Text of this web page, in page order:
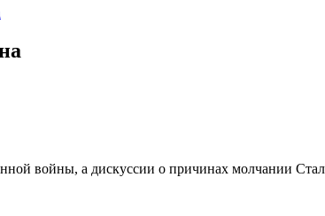
войны, а дискуссии о причинах молчании